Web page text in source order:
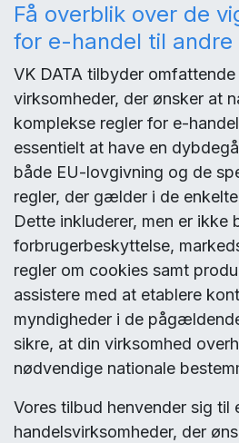
Få overblik over de
for e-handel til andre
VK DATA tilbyder
virksomheder, der ønsker at
komplekse regler for e-
essentielt at have en
både EU-lovgivning og de
regler, der gælder i de
Dette inkluderer, men er ikke
forbrugerbeskyttelse,
regler om cookies samt
assistere med at etablere
myndigheder i de
sikre, at din virksomhed
nødvendige nationale
Vores tilbud henvender sig til
handelsvirksomheder, der